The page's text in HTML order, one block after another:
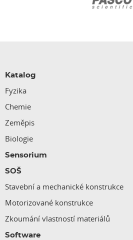
Katalog
Fyzika
Chemie
Zeměpis
Biologie
Sensorium
SOŠ
Stavební a mechanické konstrukce
Motorizované konstrukce
Zkoumání vlastností materiálů
Software